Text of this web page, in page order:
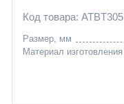
Код товара: ATBT305
Размер, мм
Материал изготовления